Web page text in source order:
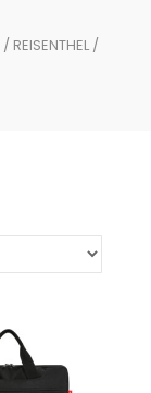
/ REISENTHEL/